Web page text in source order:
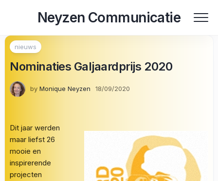
Neyzen Communicatie
nieuws
Nominaties Galjaardprijs 2020
by Monique Neyzen 18/09/2020
Dit jaar werden
maar liefst 26
mooie en
inspirerende
projecten